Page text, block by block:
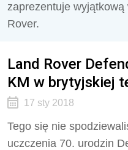
zaprezentuje
Rover.
Land Rover
KM w brytyjskiej
17 sty 2018
Tego się nie
uczczenia 70. urodzin